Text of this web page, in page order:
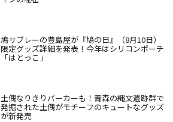
鳩サブレーの豊島屋が『鳩の日』（8月10日）
限定グッズ詳細を発表！今年はシリコンポーチ
「はとっこ」
土偶なりきりパーカーも！青森の縄文遺跡群で
発掘された土偶がモチーフのキュートなグッズ
が新発売